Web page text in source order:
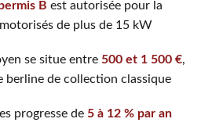
B est autorisée pour la
de plus de 15 kW
se situe entre 500 et 1 500 €,
berline de collection classique
progresse de 5 à 12 % par an